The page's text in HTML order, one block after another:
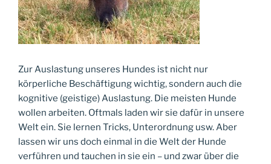
Zur Auslastung unseres Hundes ist nicht nur
körperliche Beschäftigung wichtig, sondern auch die
kognitive (geistige) Auslastung. Die meisten Hunde
wollen arbeiten. Oftmals laden wir sie dafür in unsere
Welt ein. Sie lernen Tricks, Unterordnung usw. Aber
lassen wir uns doch einmal in die Welt der Hunde
verführen und tauchen in sie ein – und zwar über die